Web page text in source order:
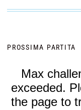
PROSSIMA PARTITA